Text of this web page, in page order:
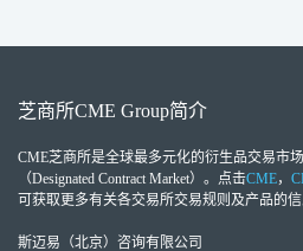
芝商所CME Group简介
CME芝商所是全球最多元化的衍生品交易市
（Designated Contract Market）。点击CME，
可获取更多有关各交易所交易规则及产品的信
斯迈易（北京）咨询有限公司